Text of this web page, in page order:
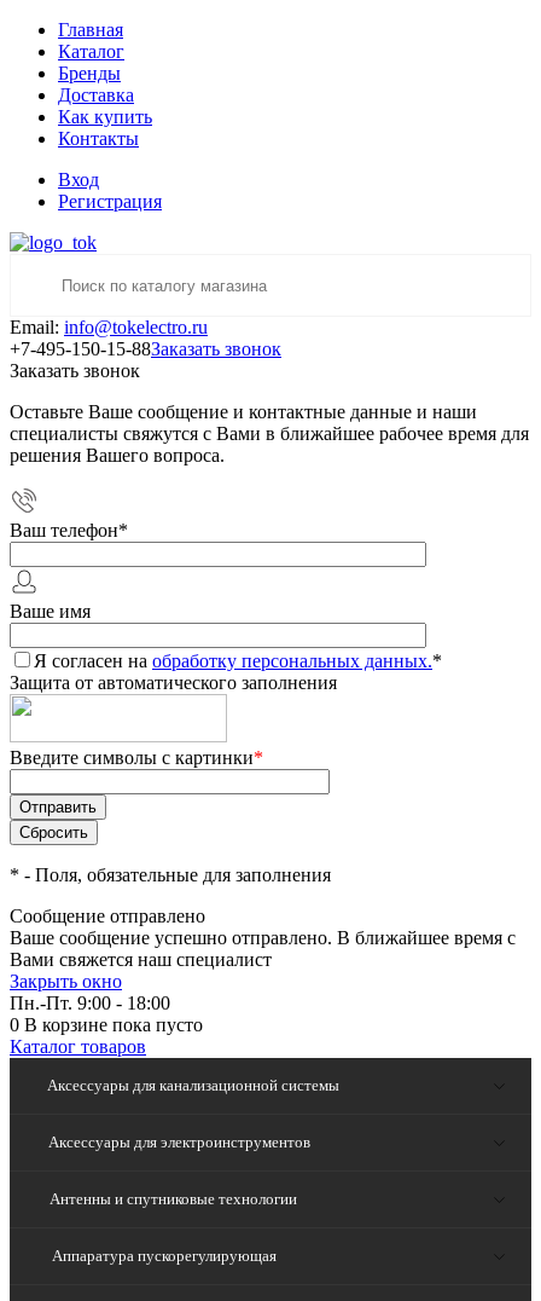
Главная
Каталог
Бренды
Доставка
Как купить
Контакты
Вход
Регистрация
Email: info@tokelectro.ru
+7-495-150-15-88Заказать звонок
Заказать звонок
Оставьте Ваше сообщение и контактные данные и наши
специалисты свяжутся с Вами в ближайшее рабочее время для
решения Вашего вопроса.
Ваш телефон*
Ваше имя
Я согласен на обработку персональных данных.*
Защита от автоматического заполнения
Введите символы с картинки*
* - Поля, обязательные для заполнения
Сообщение отправлено
Ваше сообщение успешно отправлено. В ближайшее время с
Вами свяжется наш специалист
Закрыть окно
Пн.-Пт. 9:00 - 18:00
0 В корзине пока пусто
Каталог товаров
Аксессуары для канализационной системы
Аксессуары для электроинструментов
Антенны и спутниковые технологии
Аппаратура пускорегулирующая